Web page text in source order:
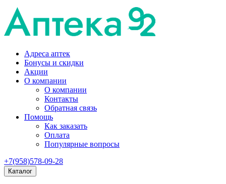
Адреса аптек
Бонусы и скидки
Акции
О компании
О компании
Контакты
Обратная связь
Помощь
Как заказать
Оплата
Популярные вопросы
+7(958)578-09-28
Каталог